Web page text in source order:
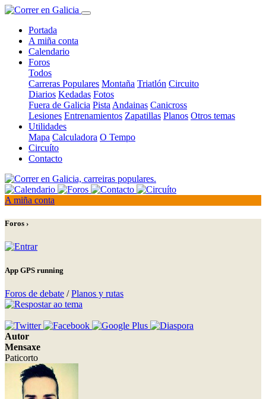
Portada
A miña conta
Calendario
Foros
Todos
Carreras Populares Montaña Triatlón Circuito
Diarios Kedadas Fotos
Fuera de Galicia Pista Andainas Canicross
Lesiones Entrenamientos Zapatillas Planos Otros temas
Utilidades
Mapa Calculadora O Tempo
Circuíto
Contacto
A miña conta
Foros ›
App GPS running
Foros de debate /Planos y rutas
Autor
Mensaxe
Paticorto